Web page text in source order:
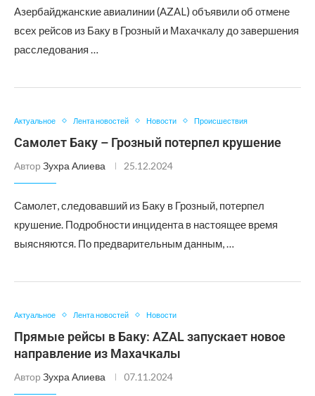
Азербайджанские авиалинии (AZAL) объявили об отмене
всех рейсов из Баку в Грозный и Махачкалу до завершения
расследования …
Актуальное Лента новостей Новости Происшествия
Самолет Баку – Грозный потерпел крушение
Автор Зухра Алиева 25.12.2024
Самолет, следовавший из Баку в Грозный, потерпел
крушение. Подробности инцидента в настоящее время
выясняются. По предварительным данным, …
Актуальное Лента новостей Новости
Прямые рейсы в Баку: AZAL запускает новое
направление из Махачкалы
Автор Зухра Алиева 07.11.2024